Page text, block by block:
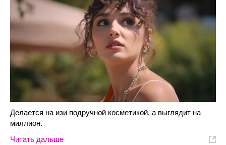
Делается на изи подручной косметикой, а выглядит на
миллион.
Читать дальше